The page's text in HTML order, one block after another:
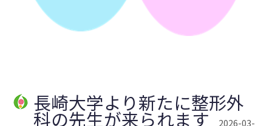
長崎大学より新たに整形外
科の先生が来られます
2026-03-